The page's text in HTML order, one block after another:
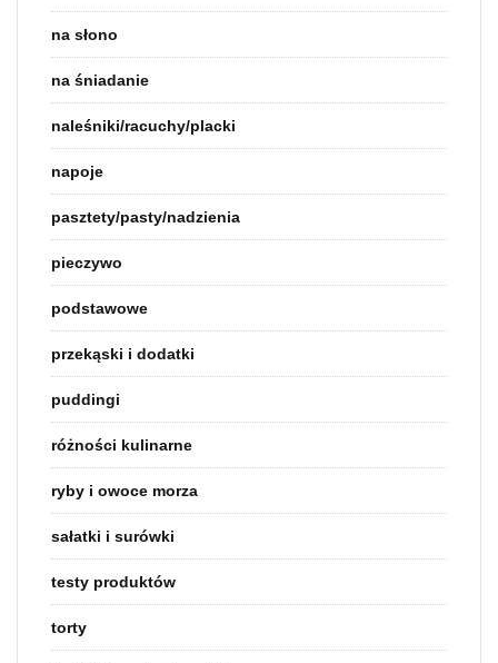
na słono
na śniadanie
naleśniki/racuchy/placki
napoje
pasztety/pasty/nadzienia
pieczywo
podstawowe
przekąski i dodatki
puddingi
różności kulinarne
ryby i owoce morza
sałatki i surówki
testy produktów
torty